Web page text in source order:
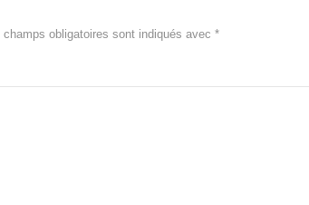
champs obligatoires sont indiqués avec *